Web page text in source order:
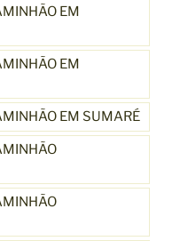
EM
EM
EM SUMARÉ